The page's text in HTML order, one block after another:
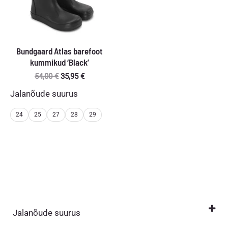
Jalanõude suurus
Bundgaard Atlas barefoot
kummikud ‘Black’
54,00€ Algne
oli:
35,95€Praegune
Jalanõude suurus
24 25 27 28 29